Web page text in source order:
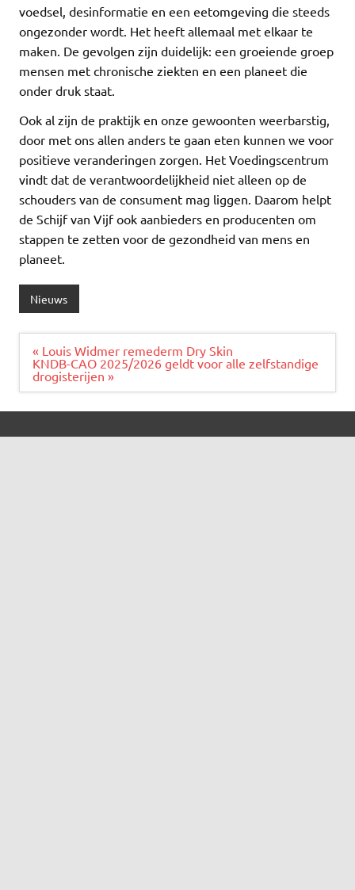
voedsel, desinformatie en een eetomgeving die steeds
ongezonder wordt. Het heeft allemaal met elkaar te
maken. De gevolgen zijn duidelijk: een groeiende groep
mensen met chronische ziekten en een planeet die
onder druk staat.
Ook al zijn de praktijk en onze gewoonten weerbarstig,
door met ons allen anders te gaan eten kunnen we voor
positieve veranderingen zorgen. Het Voedingscentrum
vindt dat de verantwoordelijkheid niet alleen op de
schouders van de consument mag liggen. Daarom helpt
de Schijf van Vijf ook aanbieders en producenten om
stappen te zetten voor de gezondheid van mens en
planeet.
Nieuws
Bericht
navigatie
« Louis Widmer remederm Dry Skin
KNDB-CAO 2025/2026 geldt voor alle zelfstandige
drogisterijen »